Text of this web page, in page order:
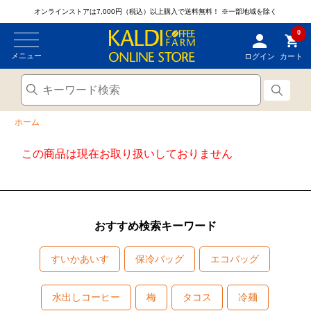
オンラインストアは7,000円（税込）以上購入で送料無料！ ※一部地域を除く
メニュー ログイン
0
カート
ホーム
この商品は現在お取り扱いしておりません
おすすめ検索キーワード
すいかあいす 保冷バッグ エコバッグ
水出しコーヒー 梅 タコス 冷麺